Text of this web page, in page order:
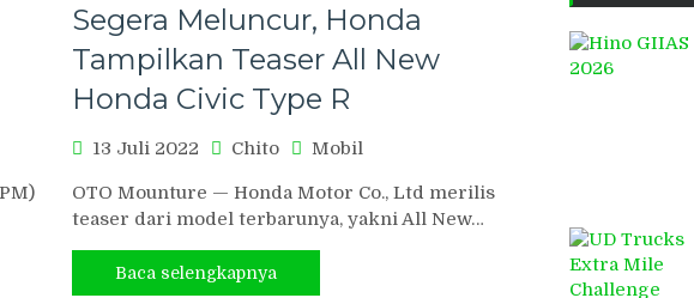
Segera Meluncur, Honda
Tampilkan Teaser All New
Honda Civic Type R
13 Juli 2022 Chito Mobil
OTO Mounture — Honda Motor Co., Ltd merilis
teaser dari model terbarunya, yakni All New…
Baca selengkapnya